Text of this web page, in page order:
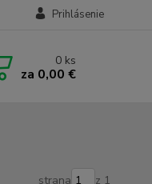
Prihlásenie
0 ks
za 0,00 €
strana z 1